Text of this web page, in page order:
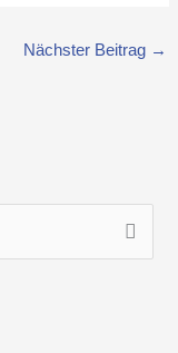
Nächster Beitrag →